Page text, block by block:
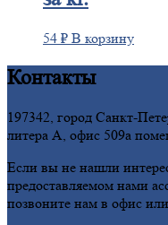
54 ₽ В корзину
Контакты
197342, город Санкт-
литера А, офис 509а
Если вы не нашли
предоставляемом нами
позвоните нам в офис